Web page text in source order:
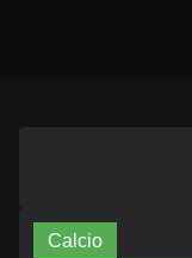
Calcio